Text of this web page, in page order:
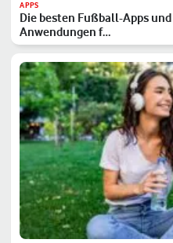
APPS
Die besten Fußball-Apps und
Anwendungen f…